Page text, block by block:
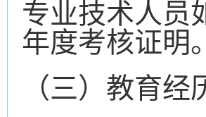
专业技术人员
年度考核证明。
（三）教育